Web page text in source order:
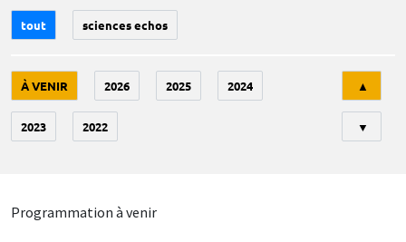
tout sciences echos
À VENIR 2026 2025 2024
2023 2022
▲
▼
Programmation à venir